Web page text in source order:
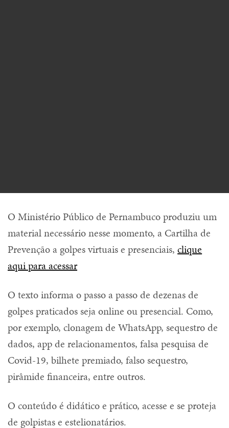
O Ministério Público de Pernambuco produziu um
material necessário nesse momento, a Cartilha de
Prevenção a golpes virtuais e presenciais,clique
aqui para acessar
O texto informa o passo a passo de dezenas de
golpes praticados seja online ou presencial. Como,
por exemplo, clonagem de WhatsApp, sequestro de
dados, app de relacionamentos, falsa pesquisa de
Covid-19, bilhete premiado, falso sequestro,
pirâmide financeira, entre outros.
O conteúdo é didático e prático, acesse e se proteja
de golpistas e estelionatários.